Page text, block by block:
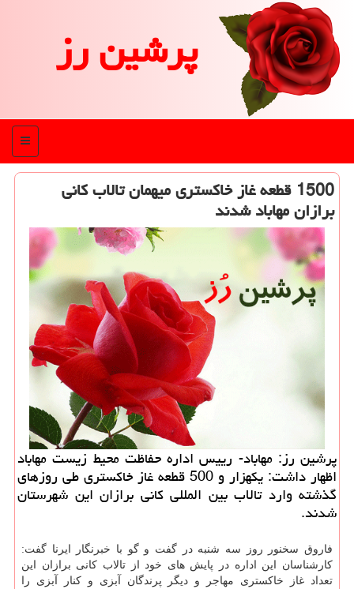
پرشین رز
منو
1500 قطعه غاز خاكستری میهمان تالاب كانی
برازان مهاباد شدند
پرشین رز: مهاباد- رییس اداره حفاظت محیط زیست مهاباد
اظهار داشت: یكهزار و 500 قطعه غاز خاكستری طی روزهای
گذشته وارد تالاب بین المللی كانی برازان این شهرستان
شدند.
فاروق سخنور روز سه شنبه در گفت و گو با خبرنگار ایرنا گفت:
كارشناسان این اداره در پایش های خود از تالاب كانی برازان این
تعداد غاز خاكستری مهاجر و دیگر پرندگان آبزی و كنار آبزی را